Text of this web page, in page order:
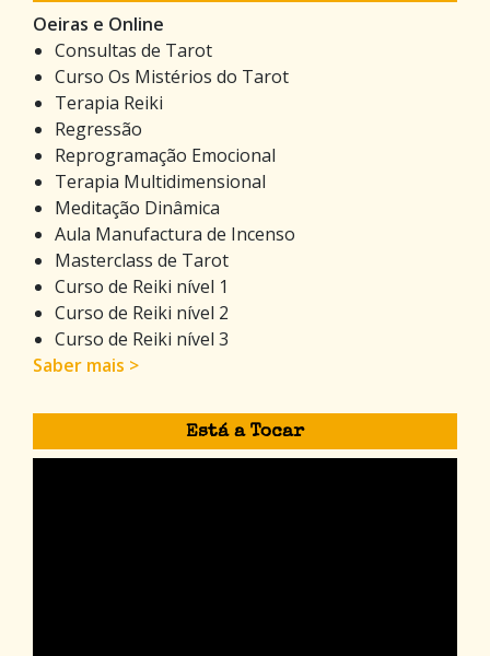
Oeiras e Online
Consultas de Tarot
Curso Os Mistérios do Tarot
Terapia Reiki
Regressão
Reprogramação Emocional
Terapia Multidimensional
Meditação Dinâmica
Aula Manufactura de Incenso
Masterclass de Tarot
Curso de Reiki nível 1
Curso de Reiki nível 2
Curso de Reiki nível 3
Saber mais >
Está a Tocar